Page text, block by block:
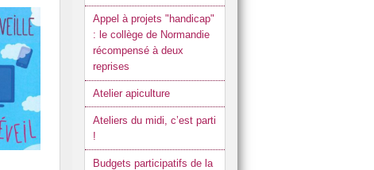
et cultures de l’antiquitéEnseignements et options
la SEGPA
les 2 ULIS
Listes fournitures scolaires rentrée 2026
Présentation du collège
Réglement intérieur
Appel à projets "handicap"
: le collège de Normandie
récompensé à deux
reprises
Atelier apiculture
Ateliers du midi, c’est parti
!
Budgets participatifs de la